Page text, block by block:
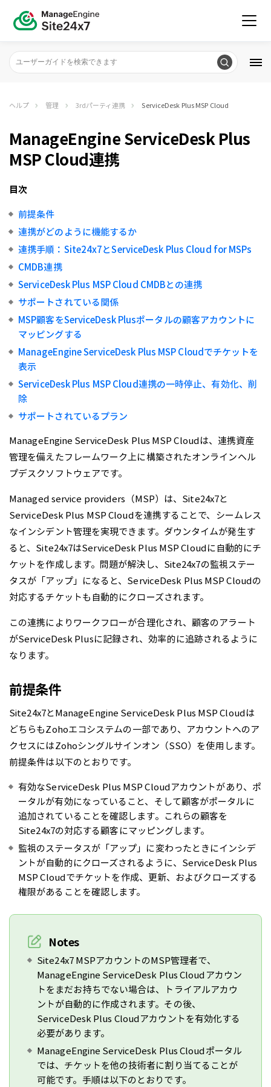
ヘルプ 管理 3rdパーティ連携 ServiceDesk Plus MSP Cloud
ManageEngine ServiceDesk Plus
MSP Cloud連携
目次
前提条件
連携がどのように機能するか
連携手順：Site24x7とServiceDesk Plus Cloud for MSPs
CMDB連携
ServiceDesk Plus MSP Cloud CMDBとの連携
サポートされている関係
MSP顧客をServiceDesk Plusポータルの顧客アカウントに
マッピングする
ManageEngine ServiceDesk Plus MSP Cloudでチケットを
表示
ServiceDesk Plus MSP Cloud連携の一時停止、有効化、削
除
サポートされているプラ​​ン
ManageEngine ServiceDesk Plus MSP Cloudは、連携資産
管理を備えたフレームワーク上に構築されたオンラインヘル
プデスクソフトウェアです。
Managed service providers（MSP）は、Site24x7と
ServiceDesk Plus MSP Cloudを連携することで、シームレス
なインシデント管理を実現できます。ダウンタイムが発生す
ると、Site24x7はServiceDesk Plus MSP Cloudに自動的にチ
ケットを作成します。問題が解決し、Site24x7の監視ステー
タスが「アップ」になると、ServiceDesk Plus MSP Cloudの
対応するチケットも自動的にクローズされます。
この連携によりワークフローが合理化され、顧客のアラート
がServiceDesk Plusに記録され、効率的に追跡されるように
なります。
前提条件
Site24x7とManageEngine ServiceDesk Plus MSP Cloudは
どちらもZohoエコシステムの一部であり、アカウントへのア
クセスにはZohoシングルサインオン（SSO）を使用します。
前提条件は以下のとおりです。
有効なServiceDesk Plus MSP Cloudアカウントがあり、ポ
ータルが有効になっていること、そして顧客がポータルに
追加されていることを確認します。これらの顧客を
Site24x7の対応する顧客にマッピングします。
監視のステータスが「アップ」に変わったときにインシデ
ントが自動的にクローズされるように、ServiceDesk Plus
MSP Cloudでチケットを作成、更新、およびクローズする
権限があることを確認します。
Notes
Site24x7 MSPアカウントのMSP管理者で、
ManageEngine ServiceDesk Plus Cloudアカウン
トをまだお持ちでない場合は、トライアルアカウ
ントが自動的に作成されます。その後、
ServiceDesk Plus Cloudアカウントを有効化する
必要があります。
ManageEngine ServiceDesk Plus Cloudポータル
では、チケットを他の技術者に割り当てることが
可能です。手順は以下のとおりです。